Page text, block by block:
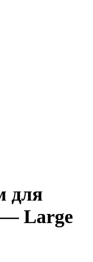
для
— Large